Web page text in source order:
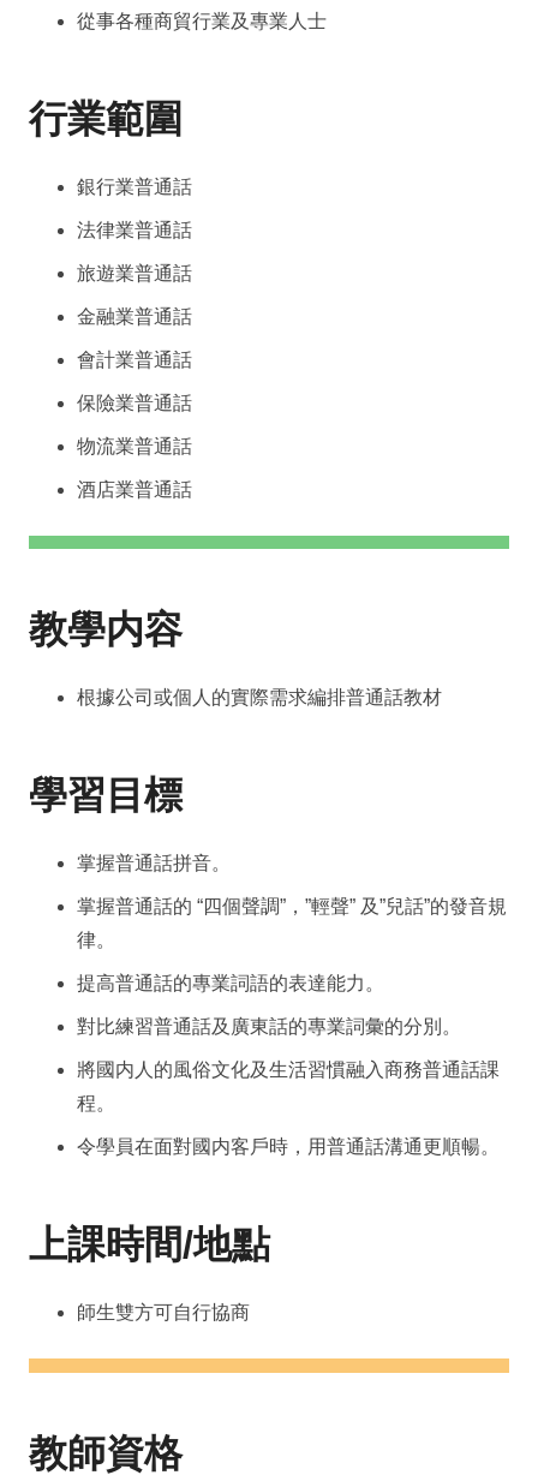
從事各種商貿行業及專業人士
行業範圍
銀行業普通話
法律業普通話
旅遊業普通話
金融業普通話
會計業普通話
保險業普通話
物流業普通話
酒店業普通話
教學内容
根據公司或個人的實際需求編排普通話教材
學習目標
掌握普通話拼音。
掌握普通話的 “四個聲調”，”輕聲” 及”兒話”的發音規
律。
提高普通話的專業詞語的表達能力。
對比練習普通話及廣東話的專業詞彙的分別。
將國内人的風俗文化及生活習慣融入商務普通話課
程。
令學員在面對國内客戶時，用普通話溝通更順暢。
上課時間/地點
師生雙方可自行協商
教師資格